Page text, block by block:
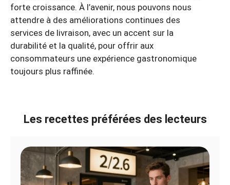
forte croissance. À l’avenir, nous pouvons nous
attendre à des améliorations continues des
services de livraison, avec un accent sur la
durabilité et la qualité, pour offrir aux
consommateurs une expérience gastronomique
toujours plus raffinée.
Les recettes préférées des lecteurs